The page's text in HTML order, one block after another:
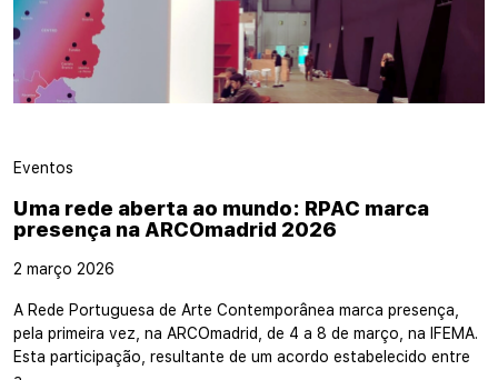
Eventos
Uma rede aberta ao mundo: RPAC marca
presença na ARCOmadrid 2026
2 março 2026
A Rede Portuguesa de Arte Contemporânea marca presença,
pela primeira vez, na ARCOmadrid, de 4 a 8 de março, na IFEMA.
Esta participação, resultante de um acordo estabelecido entre